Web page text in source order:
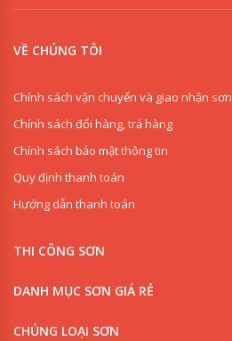
VỀ CHÚNG TÔI
Chính sách vận chuyển và giao nhận sơn
Chính sách đổi hàng, trả hàng
Chính sách bảo mật thông tin
Quy định thanh toán
Hướng dẫn thanh toán
THI CÔNG SƠN
DANH MỤC SƠN GIÁ RẺ
CHỦNG LOẠI SƠN